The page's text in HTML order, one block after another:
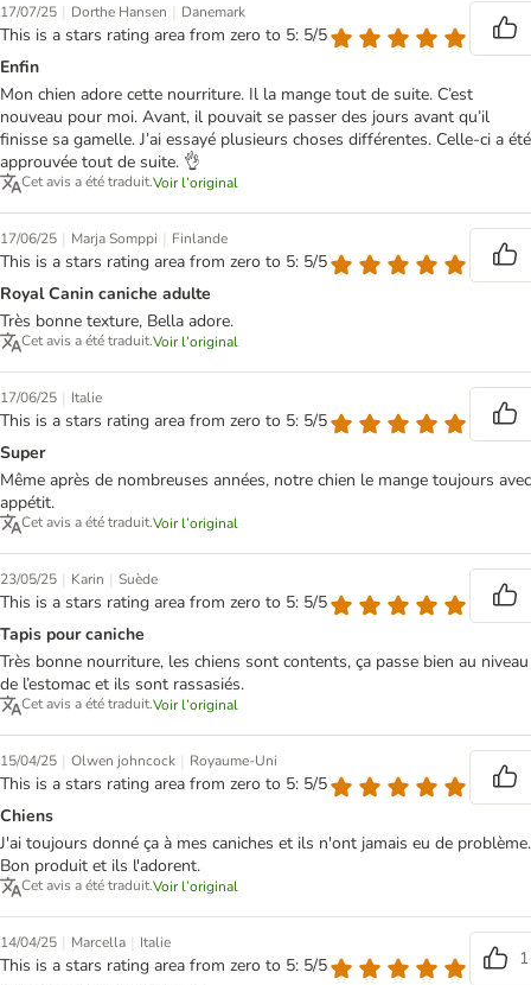
17/07/25 | Dorthe Hansen | Danemark
This is a stars rating area from zero to 5: 5/5
Enfin
Mon chien adore cette nourriture. Il la mange tout de suite. C’est
nouveau pour moi. Avant, il pouvait se passer des jours avant qu’il
finisse sa gamelle. J’ai essayé plusieurs choses différentes. Celle-ci a été
approuvée tout de suite. 👌
Cet avis a été traduit.Voir l’original
17/06/25 | Marja Somppi | Finlande
This is a stars rating area from zero to 5: 5/5
Royal Canin caniche adulte
Très bonne texture, Bella adore.
Cet avis a été traduit.Voir l’original
17/06/25 | Italie
This is a stars rating area from zero to 5: 5/5
Super
Même après de nombreuses années, notre chien le mange toujours avec
appétit.
Cet avis a été traduit.Voir l’original
23/05/25 | Karin | Suède
This is a stars rating area from zero to 5: 5/5
Tapis pour caniche
Très bonne nourriture, les chiens sont contents, ça passe bien au niveau
de l’estomac et ils sont rassasiés.
Cet avis a été traduit.Voir l’original
15/04/25 | Olwen johncock | Royaume-Uni
This is a stars rating area from zero to 5: 5/5
Chiens
J'ai toujours donné ça à mes caniches et ils n'ont jamais eu de problème.
Bon produit et ils l'adorent.
Cet avis a été traduit.Voir l’original
14/04/25 | Marcella | Italie
This is a stars rating area from zero to 5: 5/5
1